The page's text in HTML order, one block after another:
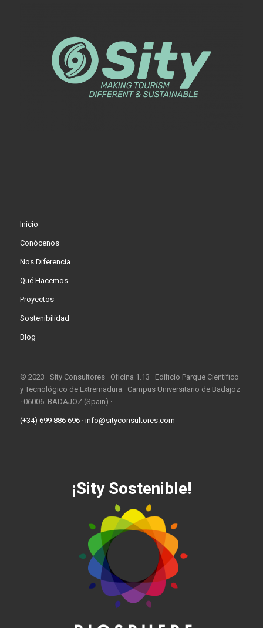
Inicio
Conócenos
Nos Diferencia
Qué Hacemos
Proyectos
Sostenibilidad
Blog
© 2023 · Sity Consultores · Oficina 1.13 · Edificio Parque Científico
y Tecnológico de Extremadura · Campus Universitario de Badajoz
· 06006 BADAJOZ (Spain) ·
(+34) 699 886 696· info@sityconsultores.com
¡Sity Sostenible!